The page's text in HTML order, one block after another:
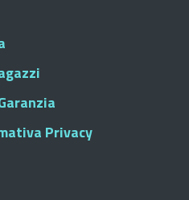
Privacy